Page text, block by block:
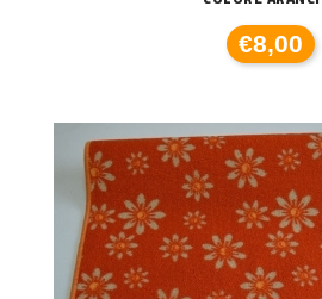
€8,00